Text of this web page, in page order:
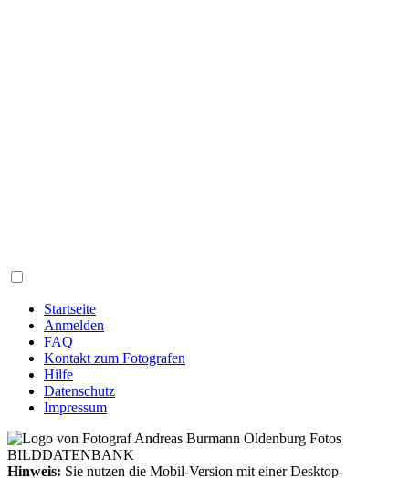
Startseite
Anmelden
FAQ
Kontakt zum Fotografen
Hilfe
Datenschutz
Impressum
Hinweis: Sie nutzen die Mobil-Version mit einer Desktop-